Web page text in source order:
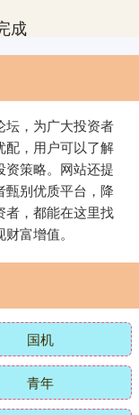
成
坛，为广大投资者
配，用户可以了解
资策略。网站还提
甄别优质平台，降
者，都能在这里找
富增值。
国机
青年